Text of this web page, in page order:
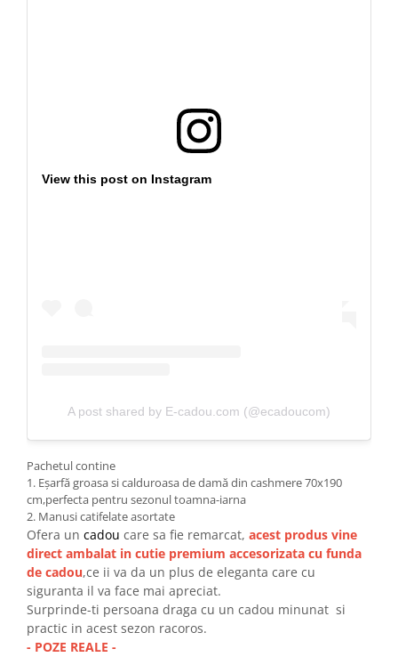
View this post on Instagram
A post shared by E-cadou.com (@ecadoucom)
Pachetul contine
1. Eșarfă groasa si calduroasa de damă din cashmere 70x190
cm,perfecta pentru sezonul toamna-iarna
2. Manusi catifelate asortate
Ofera un cadou care sa fie remarcat, acest produs vine
direct ambalat in cutie premium accesorizata cu funda
de cadou,ce ii va da un plus de eleganta care cu
siguranta il va face mai apreciat.
Surprinde-ti persoana draga cu un cadou minunat si
practic in acest sezon racoros.
- POZE REALE -